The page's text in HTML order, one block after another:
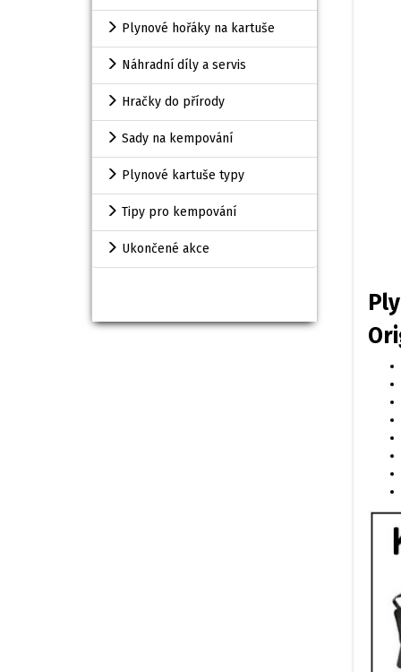
Plynové hořáky na kartuše
Náhradní díly a servis
Hračky do přírody
Sady na kempování
Plynové kartuše typy
Tipy pro kempování
Ukončené akce